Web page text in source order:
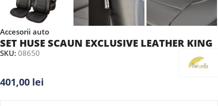
Accesorii auto
SET HUSE SCAUN EXCLUSIVE LEATHER KING
SKU: 08650
401,00 lei